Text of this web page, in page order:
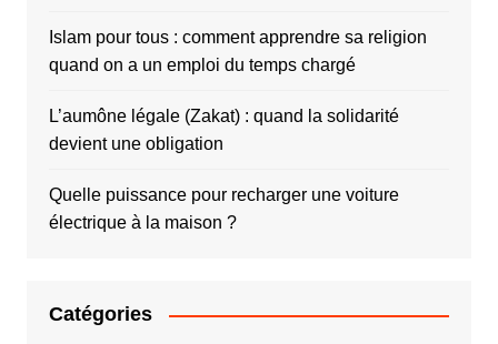
Islam pour tous : comment apprendre sa religion
quand on a un emploi du temps chargé
L’aumône légale (Zakat) : quand la solidarité
devient une obligation
Quelle puissance pour recharger une voiture
électrique à la maison ?
Catégories